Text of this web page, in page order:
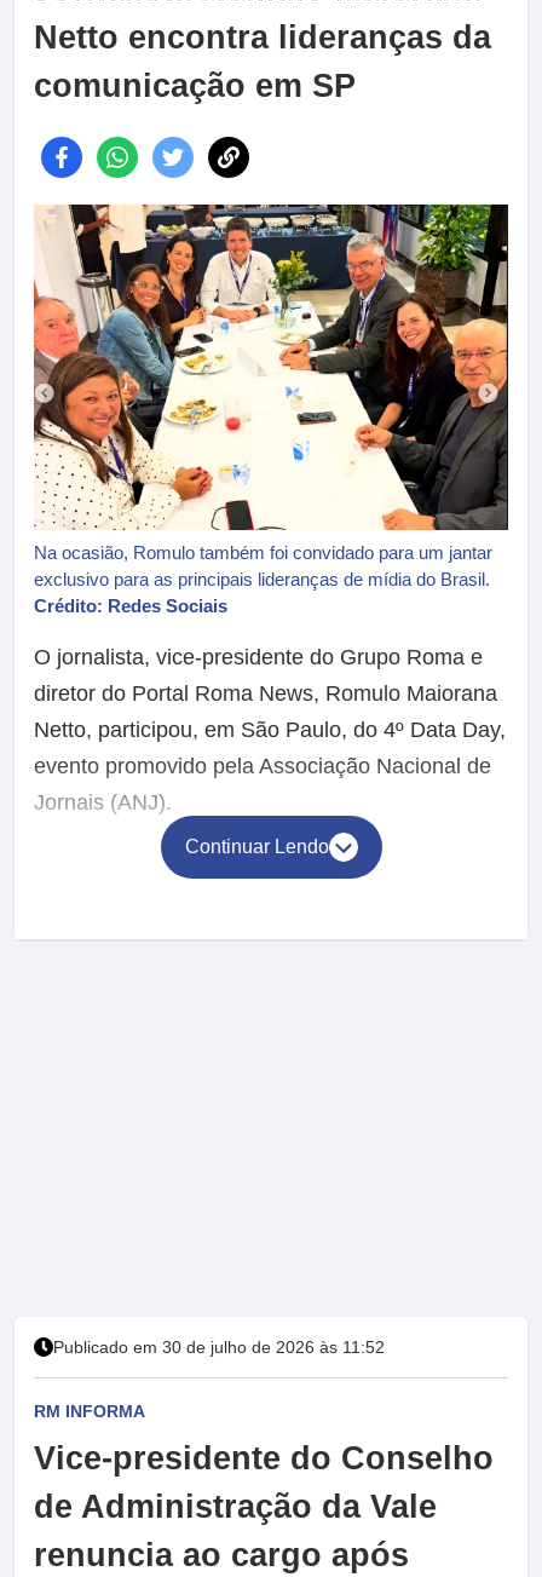
Netto encontra lideranças da
comunicação em SP
Na ocasião, Romulo também foi convidado para um jantar
exclusivo para as principais lideranças de mídia do Brasil.
Crédito: Redes Sociais
O jornalista, vice-presidente do Grupo Roma e
diretor do Portal Roma News, Romulo Maiorana
Netto, participou, em São Paulo, do 4º Data Day,
evento promovido pela Associação Nacional de
Jornais (ANJ).
Continuar Lendo
Publicado em 30 de julho de 2026 às 11:52
RM INFORMA
Vice-presidente do Conselho
de Administração da Vale
renuncia ao cargo após